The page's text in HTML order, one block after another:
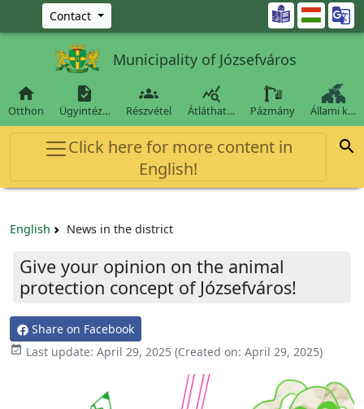
Ugrás a fő tartalomra
Contact 
Municipality of Józsefváros

Otthon

Ügyintéz…

Részvétel

Átláthat… Pázmány Állami k…
Click here for more content in
English!

English News in the district
Give your opinion on the animal
protection concept of Józsefváros!
Share on Facebook
 Last update: April 29, 2025 (Created on: April 29, 2025)